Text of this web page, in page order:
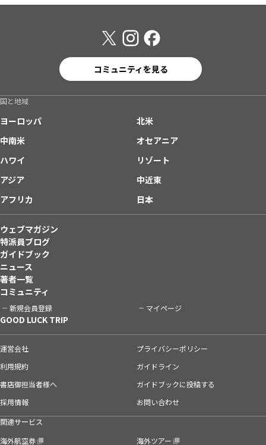
コミュニティを見る
国と地域
ヨーロッパ
北米
中南米
オセアニア
ハワイ
リゾート
アジア
中近東
アフリカ
日本
ウェブマガジン
特派員ブログ
ガイドブック
ニュース
著者一覧
コミュニティ
新規会員登録 マイページ
GOOD LUCK TRIP
運営会社
プライバシーポリシー
利用規約
ガイドライン
書店御担当者様へ
ガイドブックに投稿する
採用情報
お問い合わせ
関連サービス
海外航空券
海外ツアー